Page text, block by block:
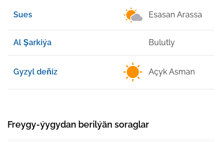
Sues Esasan Arassa
Al Şarkiýa Bulutly
Gyzyl deňiz Açyk Asman
Freygy-ýygydan berilýän soraglar